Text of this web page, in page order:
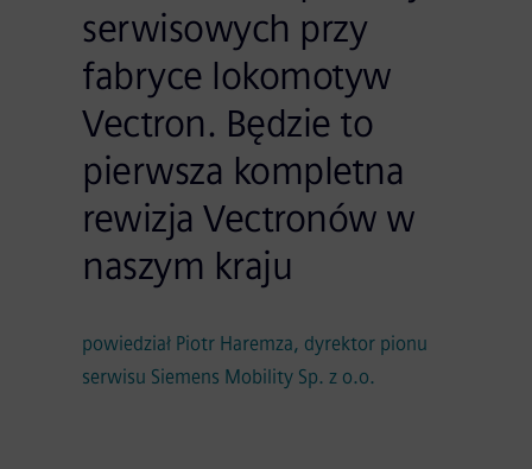
serwisowych przy
fabryce lokomotyw
Vectron. Będzie to
pierwsza kompletna
rewizja Vectronów w
naszym kraju
powiedział Piotr Haremza, dyrektor pionu
serwisu Siemens Mobility Sp. z o.o.